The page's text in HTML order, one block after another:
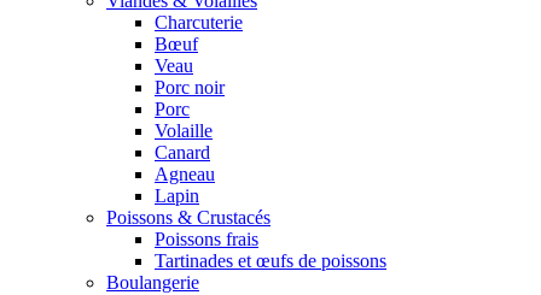
Charcuterie
Bœuf
Veau
Porc noir
Porc
Volaille
Canard
Agneau
Lapin
Poissons & Crustacés
Poissons frais
Tartinades et œufs de poissons
Boulangerie